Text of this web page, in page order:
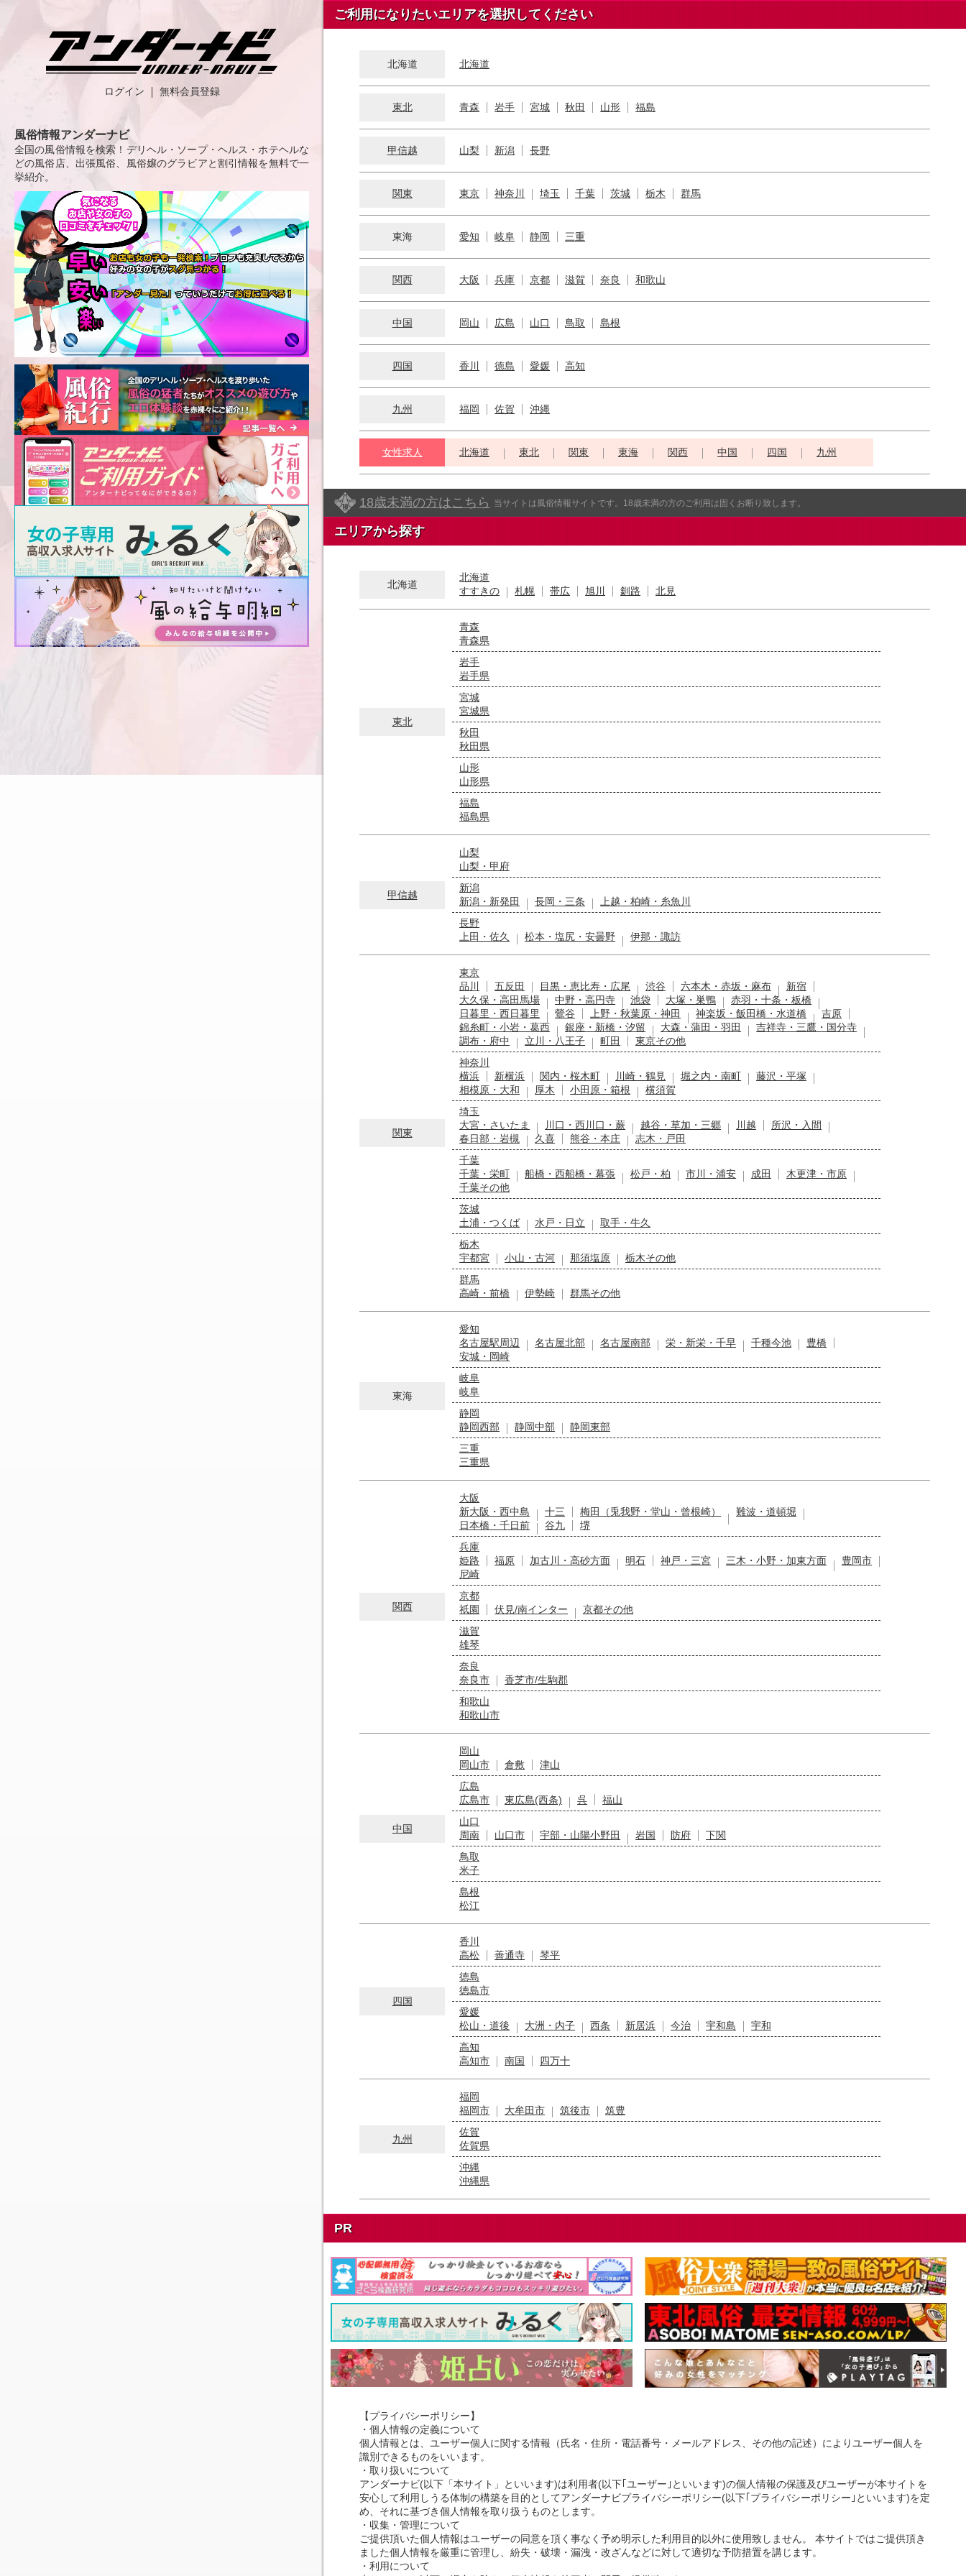
ログイン 無料会員登録
風俗情報アンダーナビ
全国の風俗情報を検索！デリヘル・ソープ・ヘルス・ホテヘルな
どの風俗店、出張風俗、風俗嬢のグラビアと割引情報を無料で一
挙紹介。
ご利用になりたいエリアを選択してください
北海道 北海道
東北 青森 岩手 宮城 秋田 山形 福島
甲信越 山梨 新潟 長野
関東 東京 神奈川 埼玉 千葉 茨城 栃木 群馬
東海 愛知 岐阜 静岡 三重
関西 大阪 兵庫 京都 滋賀 奈良 和歌山
中国 岡山 広島 山口 鳥取 島根
四国 香川 徳島 愛媛 高知
九州 福岡 佐賀 沖縄
女性求人 北海道 東北 関東 東海 関西 中国 四国 九州
18歳未満の方はこちら 当サイトは風俗情報サイトです。18歳未満の方のご利用は固くお断り致します。
エリアから探す
北海道
北海道
すすきの
札幌 帯広 旭川 釧路 北見
東北
青森
青森県
岩手
岩手県
宮城
宮城県
秋田
秋田県
山形
山形県
福島
福島県
甲信越
山梨
山梨・甲府
新潟
新潟・新発田
長岡・三条
上越・柏崎・糸魚川
長野
上田・佐久
松本・塩尻・安曇野 伊那・諏訪
関東
東京
品川
五反田 目黒・恵比寿・広尾 渋谷 六本木・赤坂・麻布
新宿
大久保・高田馬場
中野・高円寺 池袋 大塚・巣鴨
赤羽・十条・板橋
日暮里・西日暮里
鶯谷 上野・秋葉原・神田 神楽坂・飯田橋・水道橋
吉原
錦糸町・小岩・葛西
銀座・新橋・汐留 大森・蒲田・羽田
吉祥寺・三鷹・国分寺
調布・府中
立川・八王子 町田
東京その他
神奈川
横浜
新横浜 関内・桜木町 川崎・鶴見 堀之内・南町
藤沢・平塚
相模原・大和
厚木 小田原・箱根
横須賀
埼玉
大宮・さいたま
川口・西川口・蕨 越谷・草加・三郷 川越
所沢・入間
春日部・岩槻
久喜 熊谷・本庄
志木・戸田
千葉
千葉・栄町
船橋・西船橋・幕張 松戸・柏 市川・浦安 成田
木更津・市原
千葉その他
茨城
土浦・つくば
水戸・日立
取手・牛久
栃木
宇都宮
小山・古河 那須塩原
栃木その他
群馬
高崎・前橋
伊勢崎 群馬その他
東海
愛知
名古屋駅周辺
名古屋北部 名古屋南部 栄・新栄・千早 千種今池
豊橋
安城・岡崎
岐阜
岐阜
静岡
静岡西部
静岡中部
静岡東部
三重
三重県
関西
大阪
新大阪・西中島
十三 梅田（兎我野・堂山・曾根崎）
難波・道頓堀
日本橋・千日前
谷九
堺
兵庫
姫路
福原 加古川・高砂方面 明石 神戸・三宮 三木・小野・加東方面
豊岡市
尼崎
京都
祇園
伏見/南インター
京都その他
滋賀
雄琴
奈良
奈良市
香芝市/生駒郡
和歌山
和歌山市
中国
岡山
岡山市
倉敷
津山
広島
広島市
東広島(西条) 呉
福山
山口
周南
山口市 宇部・山陽小野田 岩国 防府
下関
鳥取
米子
島根
松江
四国
香川
高松
善通寺
琴平
徳島
徳島市
愛媛
松山・道後
大洲・内子 西条 新居浜 今治 宇和島
宇和
高知
高知市
南国 四万十
九州
福岡
福岡市
大牟田市 筑後市
筑豊
佐賀
佐賀県
沖縄
沖縄県
PR
【プライバシーポリシー】
・個人情報の定義について
個人情報とは、ユーザー個人に関する情報（氏名・住所・電話番号・メールアドレス、その他の記述）によりユーザー個人を
識別できるものをいいます。
・取り扱いについて
アンダーナビ(以下「本サイト」といいます)は利用者(以下｢ユーザー｣といいます)の個人情報の保護及びユーザーが本サイトを
安心して利用しうる体制の構築を目的としてアンダーナビプライバシーポリシー(以下｢プライバシーポリシー｣といいます)を定
め、それに基づき個人情報を取り扱うものとします。
・収集・管理について
ご提供頂いた個人情報はユーザーの同意を頂く事なく予め明示した利用目的以外に使用致しません。 本サイトではご提供頂き
ました個人情報を厳重に管理し、紛失・破壊・漏洩・改ざんなどに対して適切な予防措置を講じます。
・利用について